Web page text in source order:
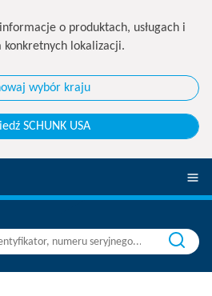
o produktach, usługach i
konkretnych lokalizacji.
wybór kraju
SCHUNK USA